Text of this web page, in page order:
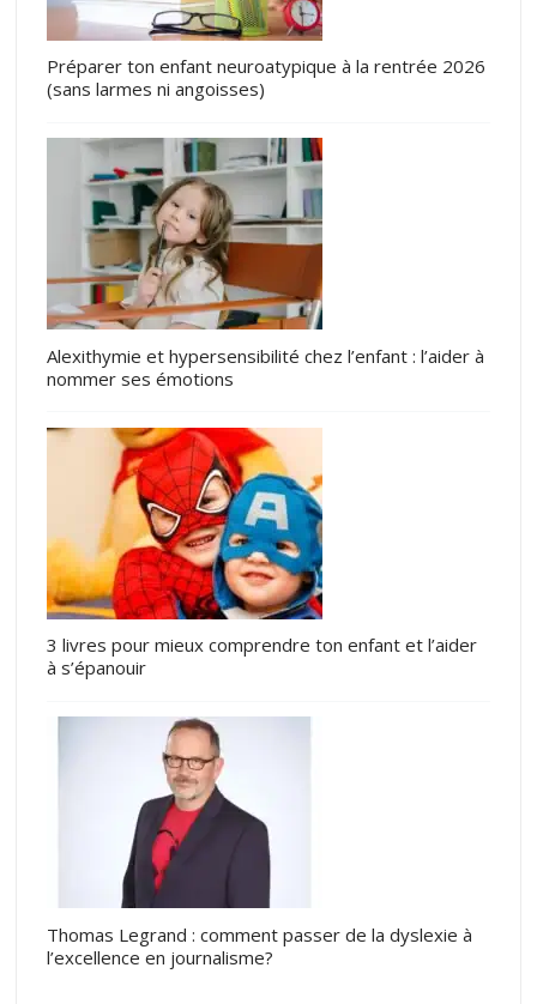
Préparer ton enfant neuroatypique à la rentrée 2026
(sans larmes ni angoisses)
Alexithymie et hypersensibilité chez l’enfant : l’aider à
nommer ses émotions
3 livres pour mieux comprendre ton enfant et l’aider
à s’épanouir
Thomas Legrand : comment passer de la dyslexie à
l’excellence en journalisme?